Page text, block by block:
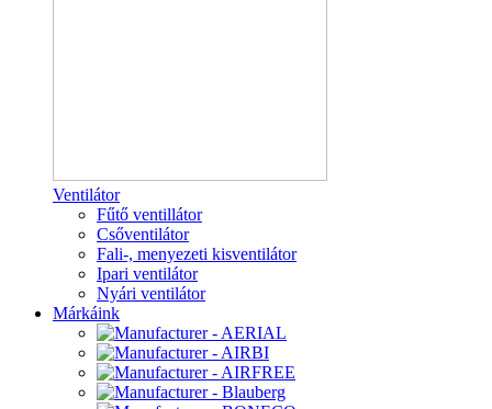
Ventilátor
Fűtő ventillátor
Csőventilátor
Fali-, menyezeti kisventilátor
Ipari ventilátor
Nyári ventilátor
Márkáink